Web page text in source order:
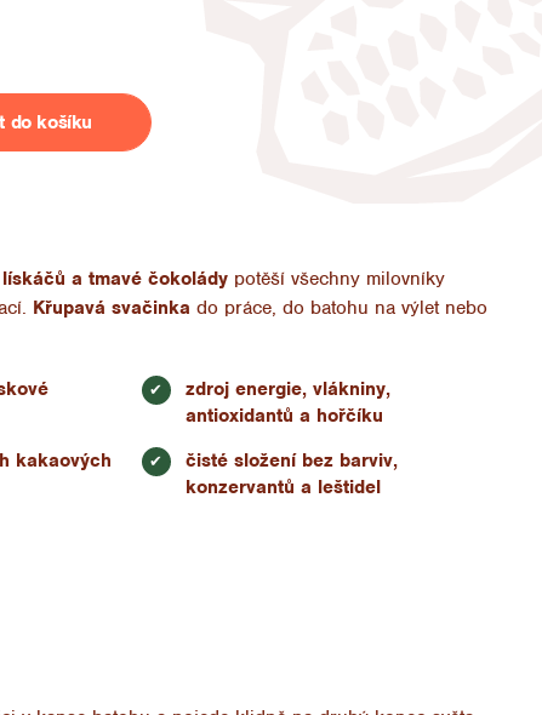
do košíku
a tmavé čokolády potěší všechny milovníky
Křupavá svačinka do práce, do batohu na výlet nebo
✔
zdroj energie, vlákniny,
antioxidantů a hořčíku
kakaových
✔
čisté složení bez barviv,
konzervantů a leštidel